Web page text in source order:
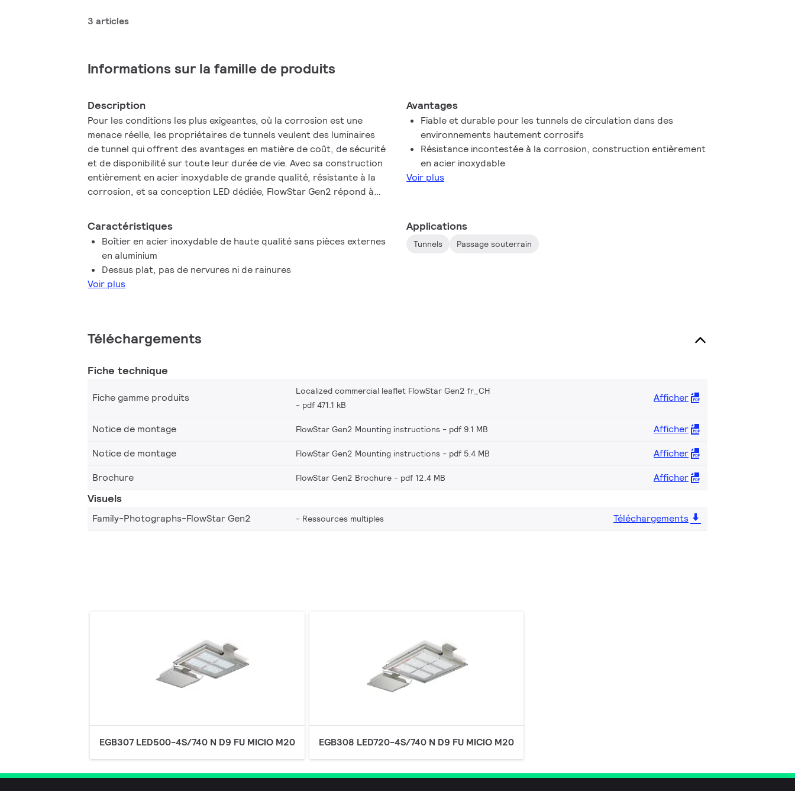
3 articles
Informations sur la famille de produits
Description
Pour les conditions les plus exigeantes, où la corrosion est une
menace réelle, les propriétaires de tunnels veulent des luminaires
de tunnel qui offrent des avantages en matière de coût, de sécurité
et de disponibilité sur toute leur durée de vie. Avec sa construction
entièrement en acier inoxydable de grande qualité, résistante à la
corrosion, et sa conception LED dédiée, FlowStar Gen2 répond à
de la solution TotalTunnel. Associés aux commandes d'éclairage, aux
câbles et à nos services de cycle de vie, ces luminaires de tunnel
fournissent les plus hauts niveaux de performance avec un équilibre
parfait entre visibilité, sécurité et économie. Grâce à un flux
lumineux élevé, ils peuvent également réduire le nombre de
luminaires de projet requis sans compromettre la sécurité. Cette
Avantages
Fiable et durable pour les tunnels de circulation dans des
environnements hautement corrosifs
Résistance incontestée à la corrosion, construction entièrement
en acier inoxydable
Voir plus
Caractéristiques
Boîtier en acier inoxydable de haute qualité sans pièces externes
en aluminium
Dessus plat, pas de nervures ni de rainures
Voir plus
Applications
Tunnels Passage souterrain
Téléchargements
Fiche technique
Fiche gamme produits
Localized commercial leaflet FlowStar Gen2 fr_CH
pdf 471.1 kB
Afficher
Notice de montage FlowStar Gen2 Mounting instructions pdf 9.1 MB
Afficher
Notice de montage
FlowStar Gen2 Mounting instructions pdf 5.4 MB
Afficher
Brochure
FlowStar Gen2 Brochure pdf 12.4 MB Afficher
Visuels
Family-Photographs-FlowStar Gen2 Ressources multiples Téléchargements
EGB307 LED500-4S/740 N D9 FU MICIO M20 EGB308 LED720-4S/740 N D9 FU MICIO M20